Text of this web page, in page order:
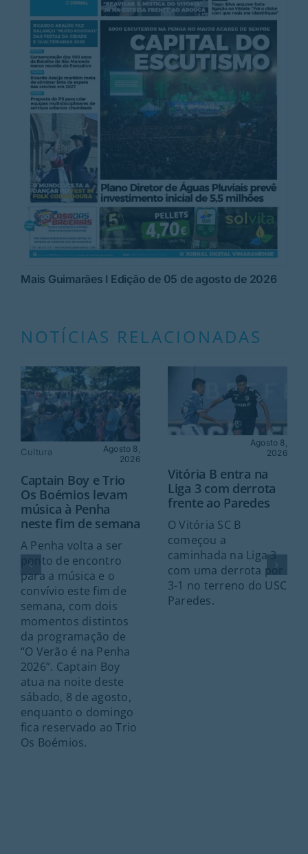
Mais Guimarães I Edição de 05 de agosto de 2026
NOTÍCIAS RELACIONADAS
Cultura
Agosto 8,
2026
Captain Boy e Trio
Os Boémios levam
música à Penha
neste fim de semana
A Penha volta a ser
ponto de encontro
para a música e o
convívio este fim de
semana, com dois
momentos distintos
da programação de
“O Verão é na Penha
2026”. Captain Boy
atua na noite deste
sábado, 8 de agosto,
enquanto o domingo
fica reservado ao Trio
Os Boémios.
Agosto 8,
2026
Vitória B entra na
Liga 3 com derrota
frente ao Paredes
O Vitória SC B
começou a
caminhada na Liga 3
com uma derrota por
3-1 no terreno do USC
Paredes.